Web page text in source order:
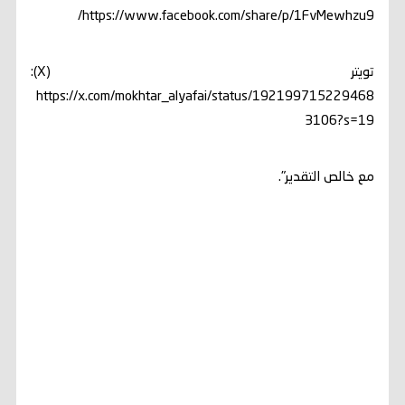
https://www.facebook.com/share/p/1FvMewhzu9/
تويتر (X):
https://x.com/mokhtar_alyafai/status/192199715229468
3106?s=19
مع خالص التقدير".